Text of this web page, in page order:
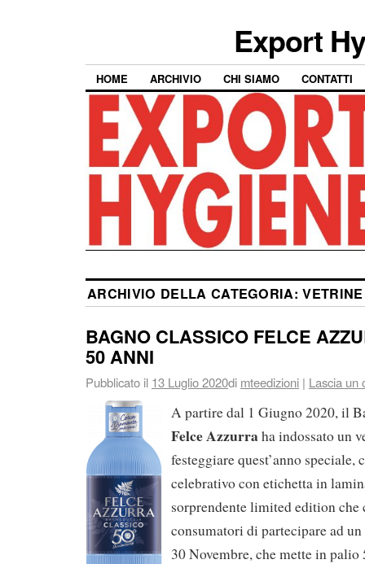
Export
HOME ARCHIVIO CHI SIAMO CONTATTI
ARCHIVIO DELLA CATEGORIA:
BAGNO CLASSICO FELCE
50 ANNI
Pubblicato il 13 Luglio 2020di mteedizioni | Lascia un
A partire dal 1 Giugno 2020, il
Felce Azzurraha indossato un
festeggiare quest’anno speciale,
celebrativo con etichetta in
sorprendente limited edition che
consumatori di partecipare ad
30 Novembre, che mette in